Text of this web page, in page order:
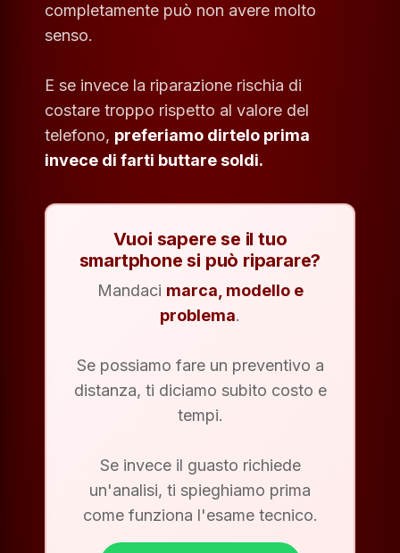
completamente può non avere molto
senso.
E se invece la riparazione rischia di
costare troppo rispetto al valore del
telefono, preferiamo dirtelo prima
invece di farti buttare soldi.
Vuoi sapere se il tuo
smartphone si può riparare?
Mandaci marca, modello e
problema.
Se possiamo fare un preventivo a
distanza, ti diciamo subito costo e
tempi.
Se invece il guasto richiede
un'analisi, ti spieghiamo prima
come funziona l'esame tecnico.